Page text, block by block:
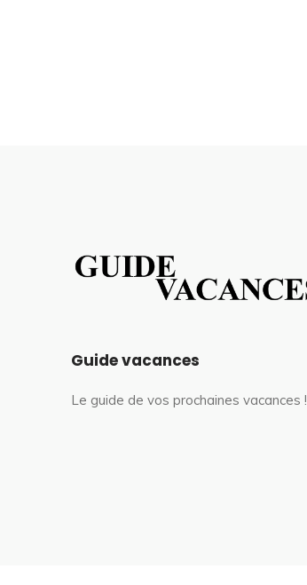
Guide vacances
Le guide de vos prochaines vacances !